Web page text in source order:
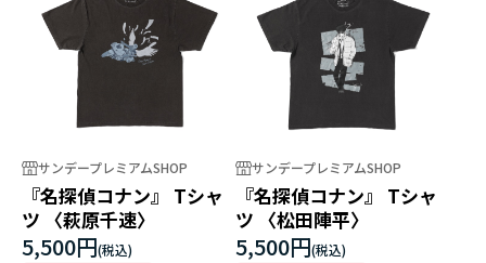
サンデープレミアムSHOP
『名探偵コナン』 Tシャ
ツ 〈萩原千速〉
5,500円
サンデープレミアムSHOP
『名探偵コナン』 Tシャ
ツ 〈松田陣平〉
5,500円